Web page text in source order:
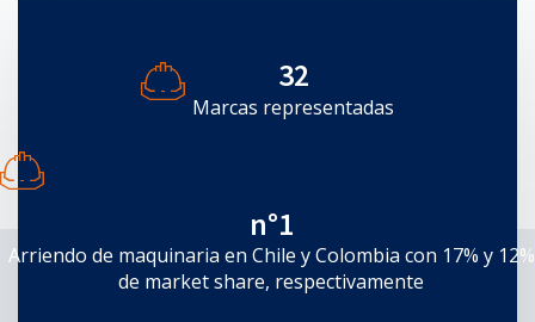
32
Marcas representadas
n°1
Arriendo de maquinaria en Chile y Colombia con 17% y 12%
de market share, respectivamente